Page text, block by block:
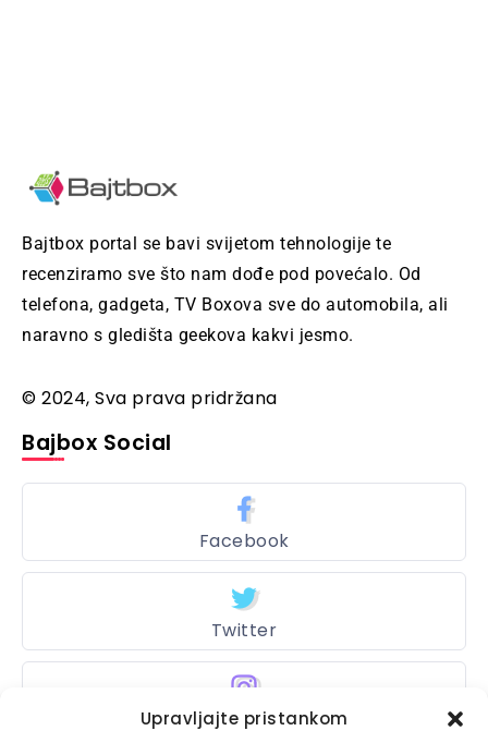
Upravljajte pristankom
Bajtbox portal se bavi svijetom tehnologije te
recenziramo sve što nam dođe pod povećalo. Od
telefona, gadgeta, TV Boxova sve do automobila, ali
naravno s gledišta geekova kakvi jesmo.
© 2024, Sva prava pridržana
Bajbox Social
Facebook
Twitter
Instagram